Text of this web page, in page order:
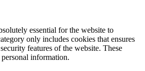
essential for the website to
only includes cookies that ensures
features of the website. These
information.